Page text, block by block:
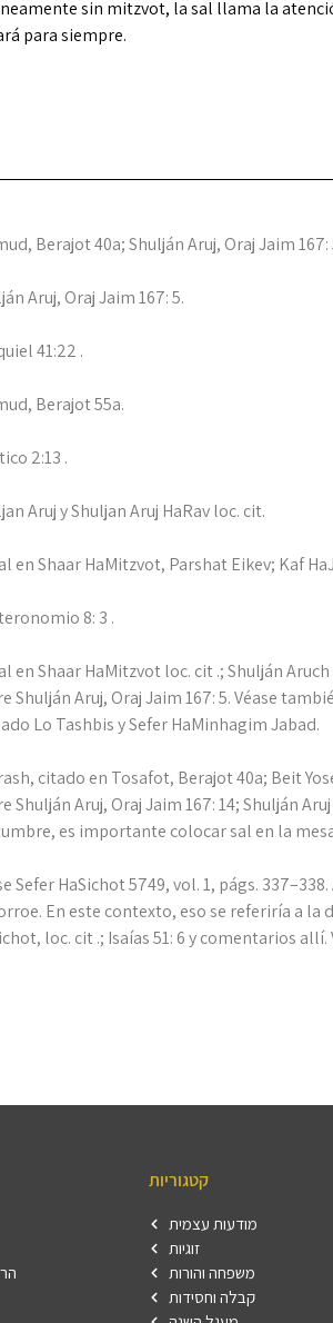
sin mitzvot, la sal llama la
para siempre.
Berajot 40a; Shulján Aruj, Oraj Jaim 167:
Aruj, Oraj Jaim 167: 5.
41:22 .
Berajot 55a.
2:13 .
Aruj y Shuljan Aruj HaRav loc. cit.
en Shaar HaMitzvot, Parshat Eikev; Kaf
8: 3 .
en Shaar HaMitzvot loc. cit .; Shulján
Shulján Aruj, Oraj Jaim 167: 5. Véase
Lo Tashbis y Sefer HaMinhagim Jabad.
citado en Tosafot, Berajot 40a; Beit
Shulján Aruj, Oraj Jaim 167: 14; Shulján
es importante colocar sal en la
Sefer HaSichot 5749, vol. 1, págs.
En este contexto, eso se referiría a la
loc. cit .; Isaías 51: 6 y comentarios
קטגוריות
מודעות עצמית
זוגיות
משפחה והורות
קבלה וחסידות